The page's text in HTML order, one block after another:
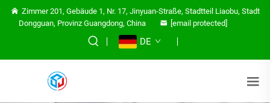
Zimmer 201, Gebäude 1, Nr. 17, Jinyuan-Straße, Stadtteil Liaobu, Stadt
Dongguan, Provinz Guangdong, China
[email protected]
DE